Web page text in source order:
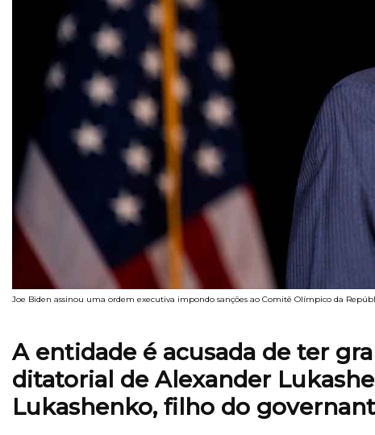
Joe Biden assinou uma ordem executiva impondo sanções ao Comitê Olímpico da
A entidade é acusada de ter
ditatorial de Alexander
Lukashenko, filho do